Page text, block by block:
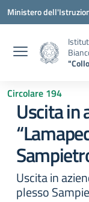
Vai ai contenuti
Vai al menu di
Vai al footer
Ministero
Circolare 194
Uscita in
Uscita in
plesso